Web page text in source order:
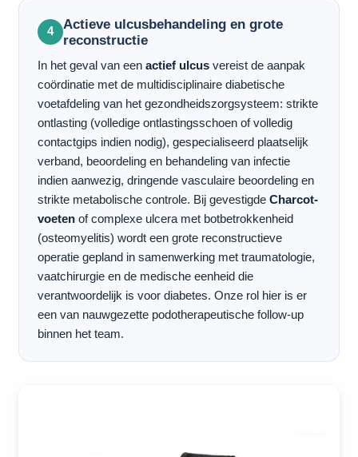
4
Actieve ulcusbehandeling en grote
reconstructie
In het geval van een actief ulcusvereist de aanpak
coördinatie met de multidisciplinaire diabetische
voetafdeling van het gezondheidszorgsysteem: strikte
ontlasting (volledige ontlastingsschoen of volledig
contactgips indien nodig), gespecialiseerd plaatselijk
verband, beoordeling en behandeling van infectie
indien aanwezig, dringende vasculaire beoordeling en
strikte metabolische controle. Bij gevestigde Charcot-
voetenof complexe ulcera met botbetrokkenheid
(osteomyelitis) wordt een grote reconstructieve
operatie gepland in samenwerking met traumatologie,
vaatchirurgie en de medische eenheid die
verantwoordelijk is voor diabetes. Onze rol hier is er
een van nauwgezette podotherapeutische follow-up
binnen het team.